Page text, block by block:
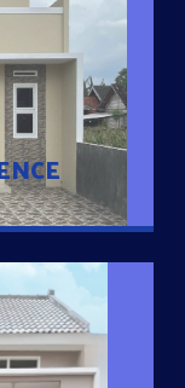
taman
dekat